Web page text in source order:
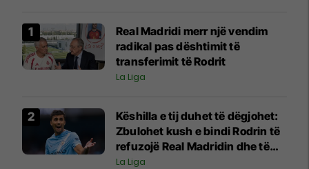
Real Madridi merr një vendim
radikal pas dështimit të
transferimit të Rodrit
La Liga
Këshilla e tij duhet të dëgjohet:
Zbulohet kush e bindi Rodrin të
refuzojë Real Madridin dhe të
pranojë ofertën e Barcelonës
La Liga